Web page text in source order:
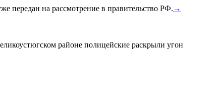
передан на рассмотрение в правительство РФ. →
районе полицейские раскрыли угон